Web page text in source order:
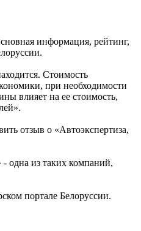
информация, рейтинг,
Стоимость
при необходимости
влияет на ее стоимость,
отзыв о «Автоэкспертиза,
одна из таких компаний,
портале Белоруссии.